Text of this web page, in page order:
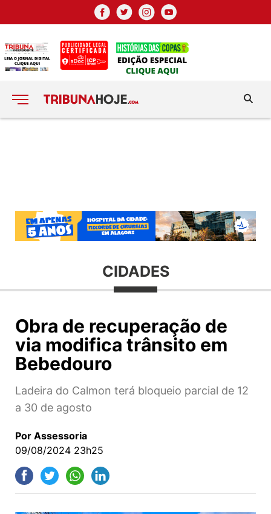
CIDADES
Obra de recuperação de
via modifica trânsito em
Bebedouro
Ladeira do Calmon terá bloqueio parcial de 12
a 30 de agosto
Por Assessoria
09/08/2024 23h25